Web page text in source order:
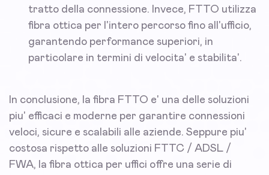
tratto della connessione. Invece, FTTO utilizza
fibra ottica per l'intero percorso fino all'ufficio,
garantendo performance superiori, in
particolare in termini di velocita' e stabilita'.
In conclusione, la fibra FTTO e' una delle soluzioni
piu' efficaci e moderne per garantire connessioni
veloci, sicure e scalabili alle aziende. Seppure piu'
costosa rispetto alle soluzioni FTTC / ADSL /
FWA, la fibra ottica per uffici offre una serie di